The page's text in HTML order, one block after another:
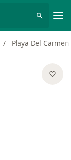
Playa Del Carmen